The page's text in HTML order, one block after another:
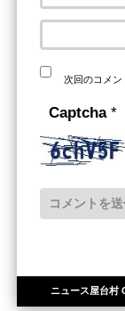
次回のコメ
Captcha *
ニュース屋台村